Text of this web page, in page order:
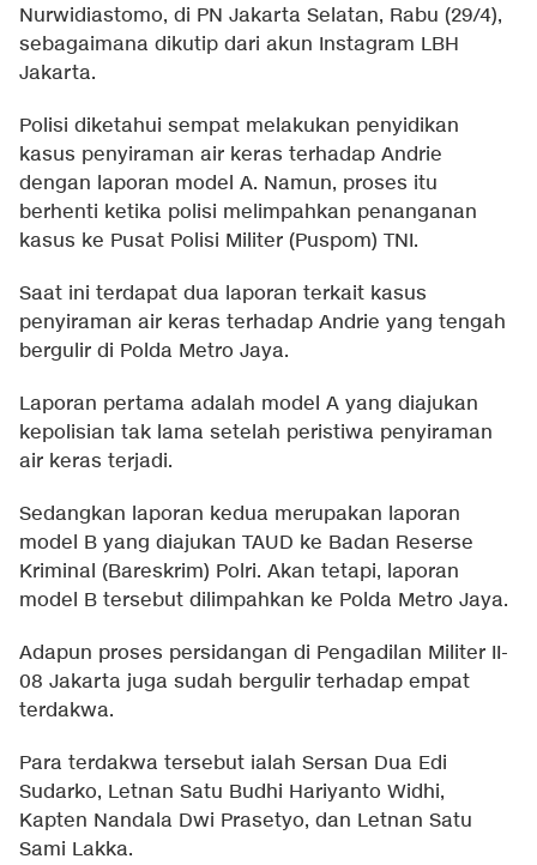
Nurwidiastomo, di PN Jakarta Selatan, Rabu (29/4),
sebagaimana dikutip dari akun Instagram LBH
Jakarta.
Polisi diketahui sempat melakukan penyidikan
kasus penyiraman air keras terhadap Andrie
dengan laporan model A. Namun, proses itu
berhenti ketika polisi melimpahkan penanganan
kasus ke Pusat Polisi Militer (Puspom) TNI.
Saat ini terdapat dua laporan terkait kasus
penyiraman air keras terhadap Andrie yang tengah
bergulir di Polda Metro Jaya.
Laporan pertama adalah model A yang diajukan
kepolisian tak lama setelah peristiwa penyiraman
air keras terjadi.
Sedangkan laporan kedua merupakan laporan
model B yang diajukan TAUD ke Badan Reserse
Kriminal (Bareskrim) Polri. Akan tetapi, laporan
model B tersebut dilimpahkan ke Polda Metro Jaya.
Adapun proses persidangan di Pengadilan Militer II-
08 Jakarta juga sudah bergulir terhadap empat
terdakwa.
Para terdakwa tersebut ialah Sersan Dua Edi
Sudarko, Letnan Satu Budhi Hariyanto Widhi,
Kapten Nandala Dwi Prasetyo, dan Letnan Satu
Sami Lakka.